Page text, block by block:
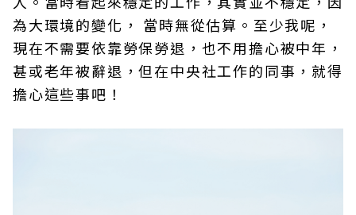
為大環境的變化， 當時無從估算。至少我呢，
現在不需要依靠勞保勞退，也不用擔心被中年，
甚或老年被辭退，但在中央社工作的同事，就得
擔心這些事吧！